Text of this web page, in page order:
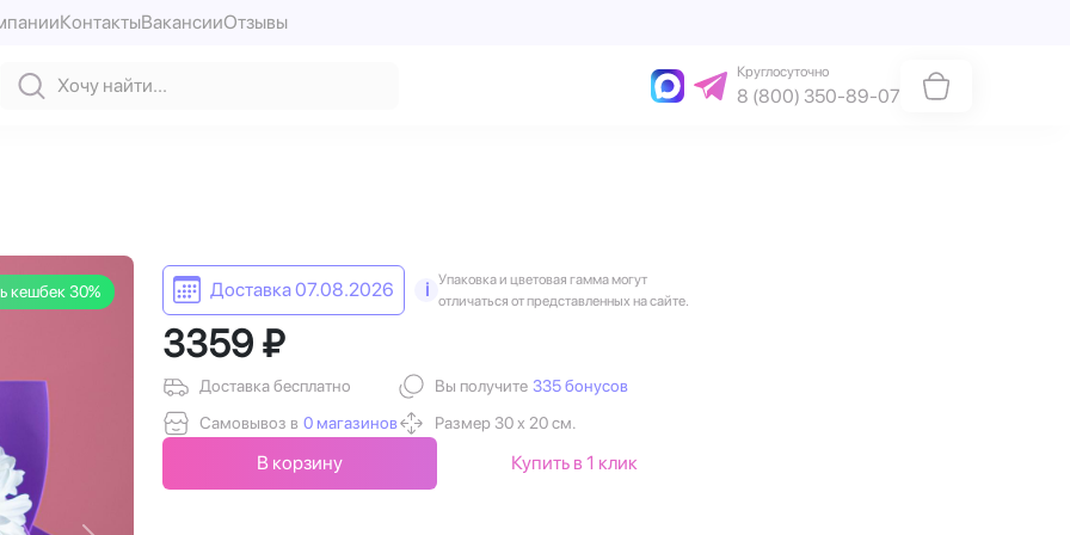
КонтактыВакансииОтзывы
Круглосуточно
8 (800) 350-89-07
кешбек 30% Доставка 07.08.2026 i
Упаковка и цветовая гамма могут
отличаться от представленных на сайте.
3359 ₽
Доставка бесплатно
Самовывоз в 0 магазинов
Вы получите 335 бонусов
Размер 30 х 20 см.
В корзину Купить в 1 клик